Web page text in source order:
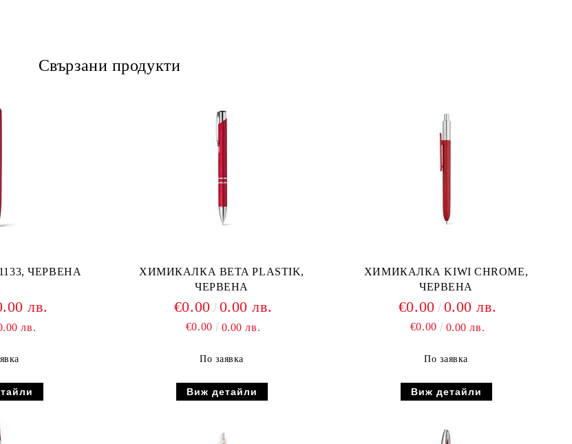
Свързани продукти
ЧЕРВЕНА
лв.
лв.
ХИМИКАЛКА BETA PLASTIK,
ЧЕРВЕНА
€0.00 0.00 лв.
€0.00 0.00 лв.
По заявка
Виж детайли
ХИМИКАЛКА KIWI CHROME,
ЧЕРВЕНА
€0.00 0.00 лв.
€0.00 0.00 лв.
По заявка
Виж детайли